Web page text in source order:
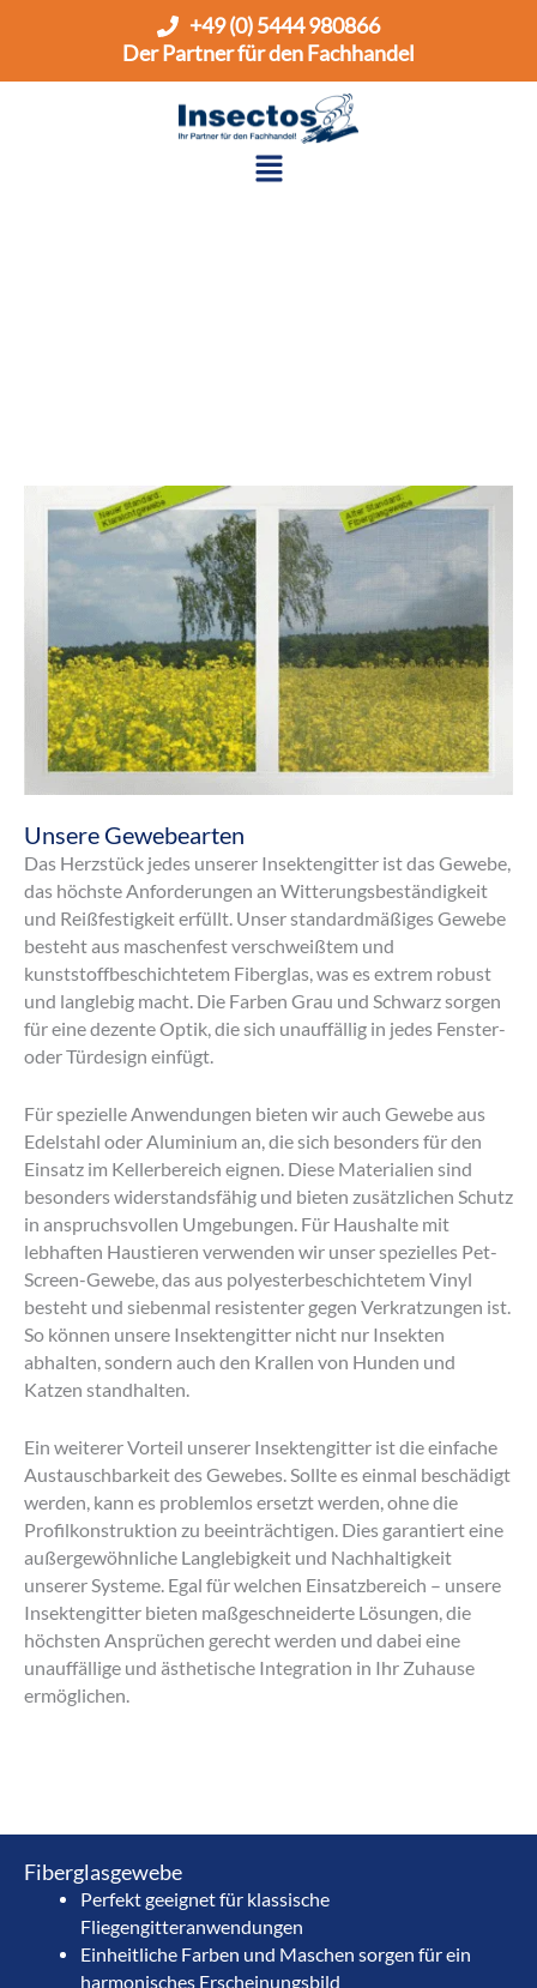
+49 (0) 5444 980866
Der Partner für den Fachhandel
Menü
Unsere Gewebearten
Das Herzstück jedes unserer Insektengitter ist das Gewebe,
das höchste Anforderungen an Witterungsbeständigkeit
und Reißfestigkeit erfüllt. Unser standardmäßiges Gewebe
besteht aus maschenfest verschweißtem und
kunststoffbeschichtetem Fiberglas, was es extrem robust
und langlebig macht. Die Farben Grau und Schwarz sorgen
für eine dezente Optik, die sich unauffällig in jedes Fenster-
oder Türdesign einfügt.
Für spezielle Anwendungen bieten wir auch Gewebe aus
Edelstahl oder Aluminium an, die sich besonders für den
Einsatz im Kellerbereich eignen. Diese Materialien sind
besonders widerstandsfähig und bieten zusätzlichen Schutz
in anspruchsvollen Umgebungen. Für Haushalte mit
lebhaften Haustieren verwenden wir unser spezielles Pet-
Screen-Gewebe, das aus polyesterbeschichtetem Vinyl
besteht und siebenmal resistenter gegen Verkratzungen ist.
So können unsere Insektengitter nicht nur Insekten
abhalten, sondern auch den Krallen von Hunden und
Katzen standhalten.
Ein weiterer Vorteil unserer Insektengitter ist die einfache
Austauschbarkeit des Gewebes. Sollte es einmal beschädigt
werden, kann es problemlos ersetzt werden, ohne die
Profilkonstruktion zu beeinträchtigen. Dies garantiert eine
außergewöhnliche Langlebigkeit und Nachhaltigkeit
unserer Systeme. Egal für welchen Einsatzbereich – unsere
Insektengitter bieten maßgeschneiderte Lösungen, die
höchsten Ansprüchen gerecht werden und dabei eine
unauffällige und ästhetische Integration in Ihr Zuhause
ermöglichen.
Fiberglasgewebe
Perfekt geeignet für klassische
Fliegengitteranwendungen
Einheitliche Farben und Maschen sorgen für ein
harmonisches Erscheinungsbild